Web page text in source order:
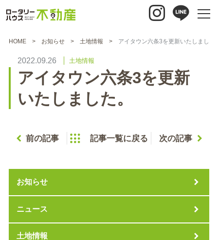
HOME お知らせ 土地情報 アイタウン六条3を更新いたしました
2022.09.26 土地情報
アイタウン六条3を更新
いたしました。
前の記事 記事一覧に戻る 次の記事
お知らせ
ニュース
土地情報